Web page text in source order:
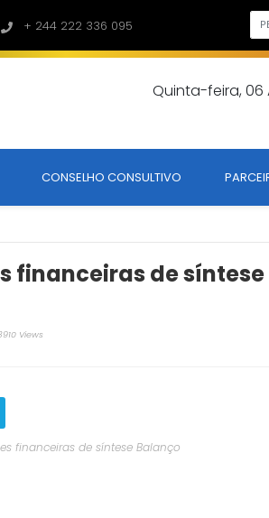
+ 244 222 336 095
Quinta-feira, 06
CONSELHO CONSULTIVO
financeiras de síntese
Views
financeiras de síntese Balanço